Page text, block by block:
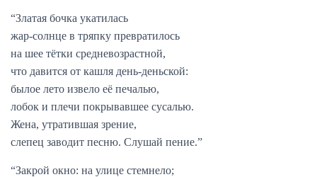
“Златая бочка укатилась
жар-солнце в тряпку превратилось
на шее тётки средневозрастной,
что давится от кашля день-деньской:
былое лето извело её печалью,
лобок и плечи покрывавшее сусалью.
Жена, утратившая зрение,
слепец заводит песню. Слушай пение.”
“Закрой окно: на улице стемнело;